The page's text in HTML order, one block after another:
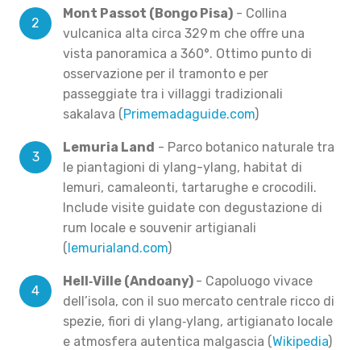
Mont Passot (Bongo Pisa) - Collina
vulcanica alta circa 329 m che offre una
vista panoramica a 360°. Ottimo punto di
osservazione per il tramonto e per
passeggiate tra i villaggi tradizionali
sakalava (Primemadaguide.com)
Lemuria Land - Parco botanico naturale tra
le piantagioni di ylang-ylang, habitat di
lemuri, camaleonti, tartarughe e crocodi­li.
Include visite guidate con degustazione di
rum locale e souvenir artigianali
(lemurialand.com)
Hell‑Ville (Andoany) - Capoluogo vivace
dell’isola, con il suo mercato centrale ricco di
spezie, fiori di ylang‑ylang, artigianato locale
e atmosfera autentica malgascia (Wikipedia)